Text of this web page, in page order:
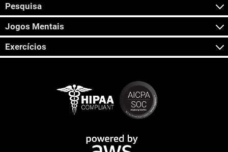
Pesquisa
Jogos Mentais
Exercícios